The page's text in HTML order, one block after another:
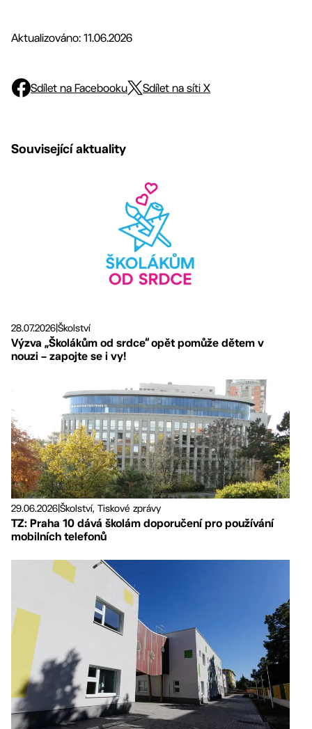
Aktualizováno: 11.06.2026
Sdílet na Facebooku Sdílet na síti X
Související aktuality
28.07.2026Školství
Výzva „Školákům od srdce“ opět pomůže dětem v
nouzi – zapojte se i vy!
29.06.2026Školství, Tiskové zprávy
TZ: Praha 10 dává školám doporučení pro používání
mobilních telefonů